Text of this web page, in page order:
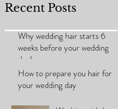
Recent Posts
Why wedding hair starts 6
weeks before your wedding
day!
How to prepare you hair for
your wedding day